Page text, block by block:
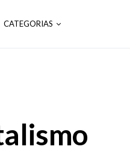
CATEGORIAS